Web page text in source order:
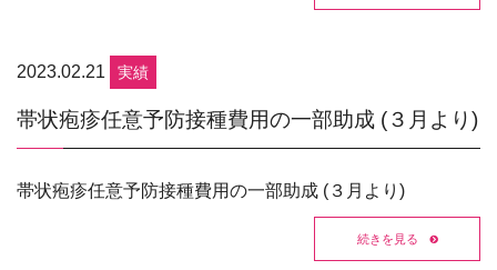
2023.02.21 実績
帯状疱疹任意予防接種費用の一部助成 (３月より)
帯状疱疹任意予防接種費用の一部助成 (３月より)
続きを見る